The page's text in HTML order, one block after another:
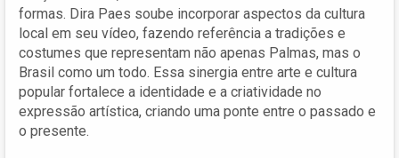
formas. Dira Paes soube incorporar aspectos da cultura
local em seu vídeo, fazendo referência a tradições e
costumes que representam não apenas Palmas, mas o
Brasil como um todo. Essa sinergia entre arte e cultura
popular fortalece a identidade e a criatividade no
expressão artística, criando uma ponte entre o passado e
o presente.